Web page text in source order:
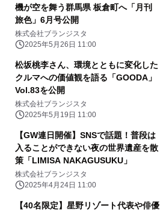
機が空を舞う群馬県 板倉町へ「月刊
旅色」6月号公開
株式会社ブランジスタ
2025年5月26日 11:00
松坂桃李さん、環境とともに変化した
クルマへの価値観を語る「GOODA」
Vol.83を公開
株式会社ブランジスタ
2025年5月19日 11:00
【GW連日開催】SNSで話題！普段は
入ることができない夜の世界遺産を散
策「LIMISA NAKAGUSUKU」
株式会社ブランジスタ
2025年4月24日 11:00
【40名限定】星野リゾート代表や俳優